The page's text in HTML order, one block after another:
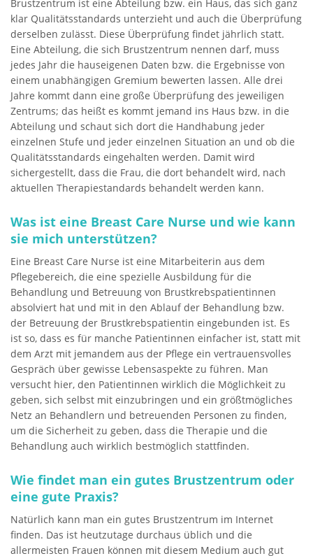
Brustzentrum ist eine Abteilung bzw. ein Haus, das sich ganz
klar Qualitätsstandards unterzieht und auch die Überprüfung
derselben zulässt. Diese Überprüfung findet jährlich statt.
Eine Abteilung, die sich Brustzentrum nennen darf, muss
jedes Jahr die hauseigenen Daten bzw. die Ergebnisse von
einem unabhängigen Gremium bewerten lassen. Alle drei
Jahre kommt dann eine große Überprüfung des jeweiligen
Zentrums; das heißt es kommt jemand ins Haus bzw. in die
Abteilung und schaut sich dort die Handhabung jeder
einzelnen Stufe und jeder einzelnen Situation an und ob die
Qualitätsstandards eingehalten werden. Damit wird
sichergestellt, dass die Frau, die dort behandelt wird, nach
aktuellen Therapiestandards behandelt werden kann.
Was ist eine Breast Care Nurse und wie kann
sie mich unterstützen?
Eine Breast Care Nurse ist eine Mitarbeiterin aus dem
Pflegebereich, die eine spezielle Ausbildung für die
Behandlung und Betreuung von Brustkrebspatientinnen
absolviert hat und mit in den Ablauf der Behandlung bzw.
der Betreuung der Brustkrebspatientin eingebunden ist. Es
ist so, dass es für manche Patientinnen einfacher ist, statt mit
dem Arzt mit jemandem aus der Pflege ein vertrauensvolles
Gespräch über gewisse Lebensaspekte zu führen. Man
versucht hier, den Patientinnen wirklich die Möglichkeit zu
geben, sich selbst mit einzubringen und ein größtmögliches
Netz an Behandlern und betreuenden Personen zu finden,
um die Sicherheit zu geben, dass die Therapie und die
Behandlung auch wirklich bestmöglich stattfinden.
Wie findet man ein gutes Brustzentrum oder
eine gute Praxis?
Natürlich kann man ein gutes Brustzentrum im Internet
finden. Das ist heutzutage durchaus üblich und die
allermeisten Frauen können mit diesem Medium auch gut